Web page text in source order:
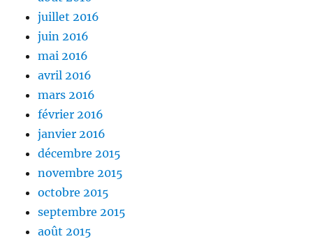
juillet 2016
juin 2016
mai 2016
avril 2016
mars 2016
février 2016
janvier 2016
décembre 2015
novembre 2015
octobre 2015
septembre 2015
août 2015